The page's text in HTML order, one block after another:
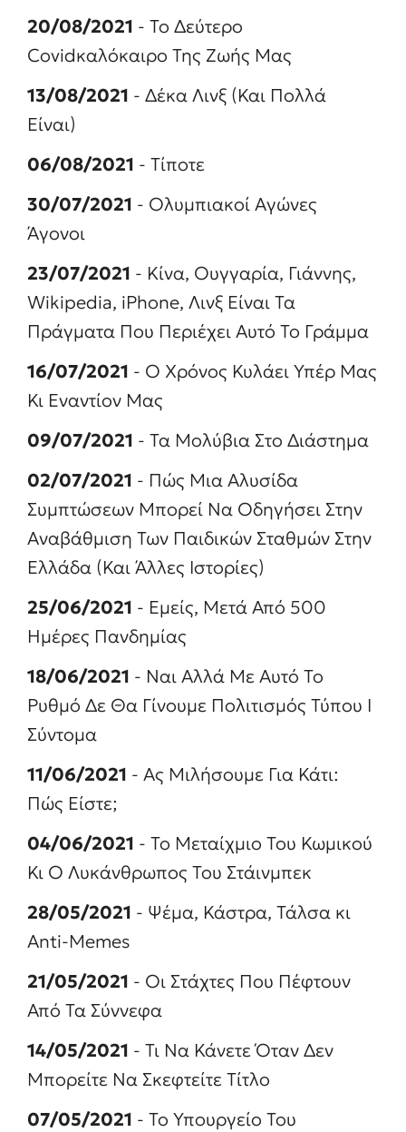
20/08/2021 - Το Δεύτερο
Covidκαλόκαιρο Της Ζωής Μας
13/08/2021 - Δέκα Λινξ (Και Πολλά
Είναι)
06/08/2021 - Τίποτε
30/07/2021 - Ολυμπιακοί Αγώνες
Άγονοι
23/07/2021 - Κίνα, Ουγγαρία, Γιάννης,
Wikipedia, iPhone, Λινξ Είναι Τα
Πράγματα Που Περιέχει Αυτό Το Γράμμα
16/07/2021 - Ο Χρόνος Κυλάει Υπέρ Μας
Κι Εναντίον Μας
09/07/2021 - Τα Μολύβια Στο Διάστημα
02/07/2021 - Πώς Μια Αλυσίδα
Συμπτώσεων Μπορεί Να Οδηγήσει Στην
Αναβάθμιση Των Παιδικών Σταθμών Στην
Ελλάδα (Και Άλλες Ιστορίες)
25/06/2021 - Εμείς, Μετά Από 500
Ημέρες Πανδημίας
18/06/2021 - Ναι Αλλά Με Αυτό Το
Ρυθμό Δε Θα Γίνουμε Πολιτισμός Τύπου Ι
Σύντομα
11/06/2021 - Ας Μιλήσουμε Για Κάτι:
Πώς Είστε;
04/06/2021 - Το Μεταίχμιο Του Κωμικού
Κι Ο Λυκάνθρωπος Του Στάινμπεκ
28/05/2021 - Ψέμα, Κάστρα, Τάλσα κι
Anti-Memes
21/05/2021 - Οι Στάχτες Που Πέφτουν
Από Τα Σύννεφα
14/05/2021 - Τι Να Κάνετε Όταν Δεν
Μπορείτε Να Σκεφτείτε Τίτλο
07/05/2021 - Το Υπουργείο Του